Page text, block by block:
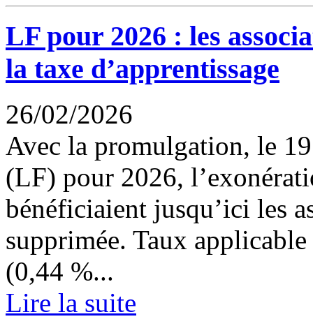
LF pour 2026 : les
la taxe d’apprentissage
26/02/2026
Avec la promulgation, le
(LF) pour 2026,
bénéficiaient jusqu’ici les
supprimée. Taux
(0,44 %...
Lire la suite